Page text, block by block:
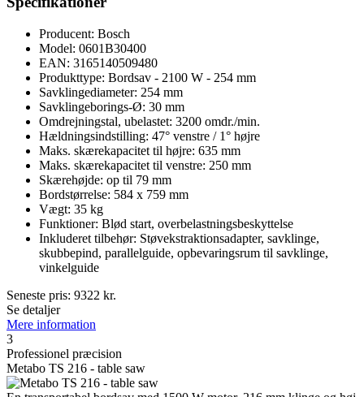
Producent: Bosch
Model: 0601B30400
EAN: 3165140509480
Produkttype: Bordsav - 2100 W - 254 mm
Savklingediameter: 254 mm
Savklingeborings-Ø: 30 mm
Omdrejningstal, ubelastet: 3200 omdr./min.
Hældningsindstilling: 47° venstre / 1° højre
Maks. skærekapacitet til højre: 635 mm
Maks. skærekapacitet til venstre: 250 mm
Skærehøjde: op til 79 mm
Bordstørrelse: 584 x 759 mm
Vægt: 35 kg
Funktioner: Blød start, overbelastningsbeskyttelse
Inkluderet tilbehør: Støvekstraktionsadapter, savklinge,
skubbepind, parallelguide, opbevaringsrum til savklinge,
vinkelguide
Seneste pris: 9322 kr.
Se detaljer
Mere information
3
Professionel præcision
Metabo TS 216 - table saw